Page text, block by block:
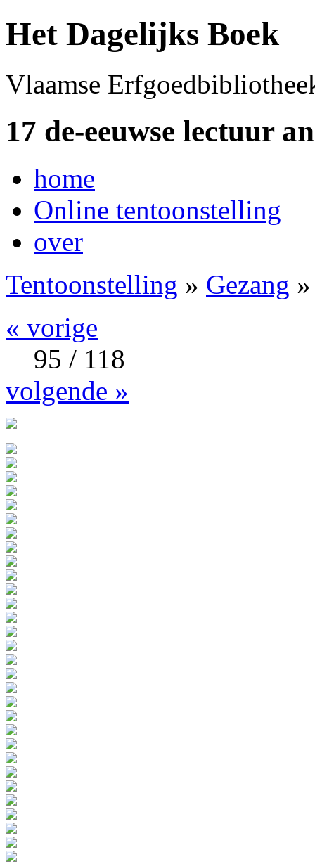
Het Dagelijks Boek
Vlaamse
17 de-eeuwse lectuur
home
Online tentoonstelling
over
Tentoonstelling » Gezang
« vorige
95 / 118
volgende »